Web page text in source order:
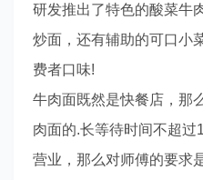
研发推出了特色的酸菜牛
炒面，还有辅助的可口小
费者口味!
牛肉面既然是快餐店，那
肉面的.长等待时间不超过
营业，那么对师傅的要求